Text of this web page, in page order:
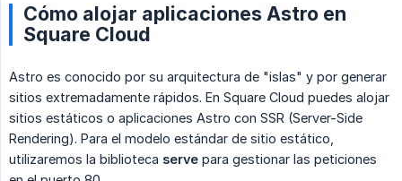
Cómo alojar aplicaciones Astro en
Square Cloud
Astro es conocido por su arquitectura de "islas" y por generar
sitios extremadamente rápidos. En Square Cloud puedes alojar
sitios estáticos o aplicaciones Astro con SSR (Server-Side
Rendering). Para el modelo estándar de sitio estático,
utilizaremos la biblioteca serve para gestionar las peticiones